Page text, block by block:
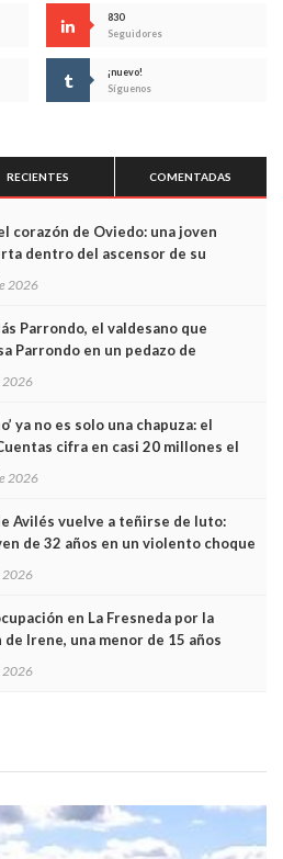
830
Seguidores
¡nuevo!
Síguenos
RECIENTES COMENTADAS
corazón de Oviedo: una joven
dentro del ascensor de su
captan sus últimos minutos
2026
Parrondo, el valdesano que
Parrondo en un pedazo de
2026
ya no es solo una chapuza: el
cifra en casi 20 millones el
los trenes que no cabían por los
2026
Avilés vuelve a teñirse de luto:
de 32 años en un violento choque
2026
en La Fresneda por la
Irene, una menor de 15 años
2026